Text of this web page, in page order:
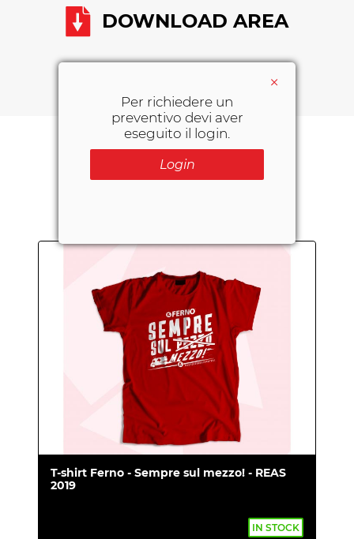
×
Per richiedere un
preventivo devi aver
eseguito il login.
Login
DOWNLOAD AREA
POTREBBERO
T-shirt Ferno - Sempre sul mezzo! - REAS
2019
IN STOCK